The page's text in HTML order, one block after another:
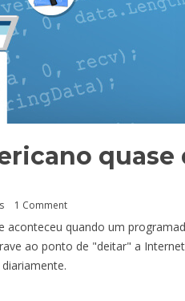
quase
1 Comment
aconteceu quando um
ao ponto de "deitar" a